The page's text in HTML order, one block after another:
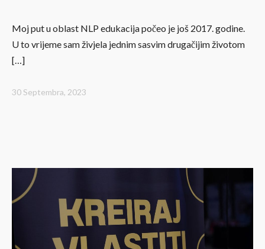
Moj put u oblast NLP edukacija počeo je još 2017. godine.
U to vrijeme sam živjela jednim sasvim drugačijim životom
[…]
30 Septembra, 2023